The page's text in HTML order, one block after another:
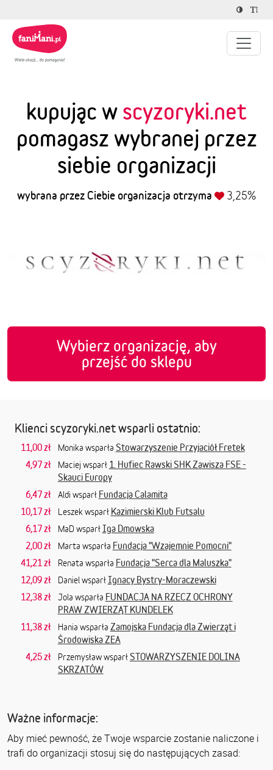
kupując w scyzoryki.net
pomagasz wybranej przez
siebie organizacji
wybrana przez Ciebie organizacja otrzyma 3,25%
Wybierz organizację, aby
przejść do sklepu
Klienci scyzoryki.net wsparli ostatnio:
11,00 zł Monika wsparła Stowarzyszenie Przyjaciół Fretek
4,97 zł
Maciej wsparł 1. Hufiec Rawski SHK Zawisza FSE -
Skauci Europy
6,47 zł
Aldi wsparł Fundacja Calamita
10,17 zł
Leszek wsparł Kazimierski Klub Futsalu
6,17 zł
MaD wsparłIga Dmowska
2,00 zł
Marta wsparła Fundacja "Wzajemnie Pomocni"
41,21 zł
Renata wsparła Fundacja "Serca dla Maluszka"
12,09 zł
Daniel wsparłIgnacy Bystry-Moraczewski
12,38 zł
Jola wsparła FUNDACJA NA RZECZ OCHRONY
PRAW ZWIERZĄT KUNDELEK
11,38 zł
Hania wsparła Zamojska Fundacja dla Zwierząt i
Środowiska ZEA
4,25 zł
Przemysław wsparł STOWARZYSZENIE DOLINA
SKRZATÓW
Ważne informacje:
Aby mieć pewność, że Twoje wsparcie zostanie naliczone i
trafi do organizacji stosuj się do następujących zasad: